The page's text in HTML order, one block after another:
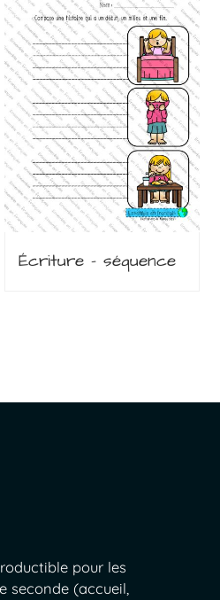
Écriture – séquence
pour les
seconde (accueil,